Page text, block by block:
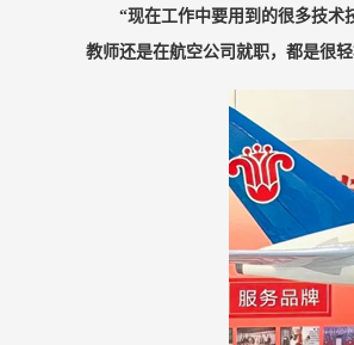
“现在工作中要用到的很多技术
教师还是在航空公司就职，都是很